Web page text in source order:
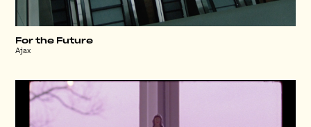
For the Future
Ajax